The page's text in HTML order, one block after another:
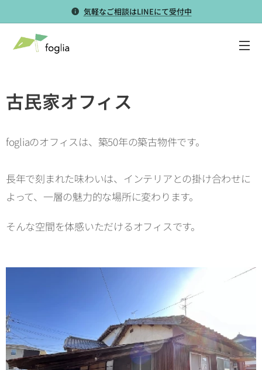
気軽なご相談はLINEにて受付中
古民家オフィス
fogliaのオフィスは、築50年の築古物件です。
長年で刻まれた味わいは、インテリアとの掛け合わせに
よって、 一層の魅力的な場所に変わります。
そんな空間を体感いただけるオフィスです。